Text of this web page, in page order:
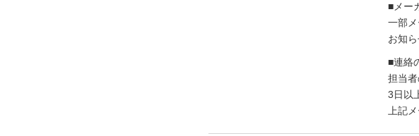
■メー
一部
お知ら
■連絡
担当
3日以
上記